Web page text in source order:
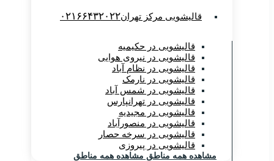
قالیشویی مرکز تهران۰۲۱۶۶۴۳۲۰۲۲
قالیشویی در حکیمیه
قالیشویی در نیروی هوایی
قالیشویی در نظام آباد
قالیشویی در نارمک
قالیشویی در شمس آباد
قالیشویی در تهرانپارس
قالیشویی در مجیدیه
قالیشویی در منصورآباد
قالیشویی در سرخه حصار
قالیشویی در پیروزی
مشاهده همه مناطق مشاهده همه مناطق